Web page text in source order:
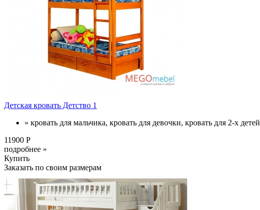
Детская кровать Детство 1
» кровать для мальчика, кровать для девочки, кровать для 2-х детей
11900 Р
подробнее »
Купить
Заказать по своим размерам